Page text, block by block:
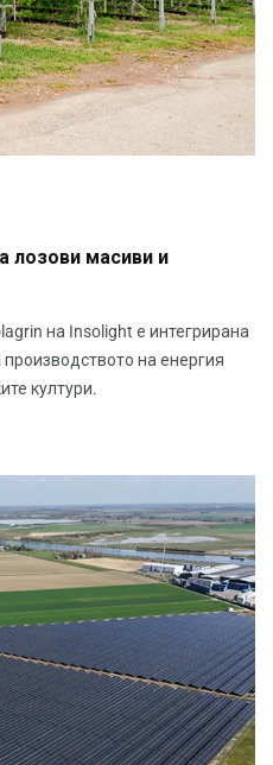
лозови масиви и
на Insolight е интегрирана
на енергия
култури.